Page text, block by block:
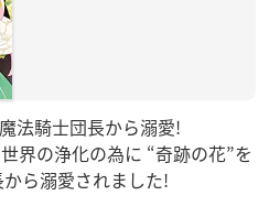
法騎士団長から溺愛!
界の浄化の為に “奇跡の花”を
ら溺愛されました!